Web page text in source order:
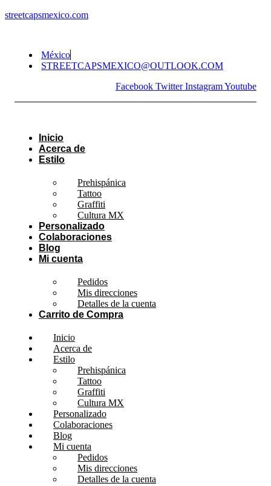
streetcapsmexico.com
México
STREETCAPSMEXICO@OUTLOOK.COM​
Facebook Twitter InstagramYoutube
Inicio
Acerca de
Estilo
Prehispánica
Tattoo
Graffiti
Cultura MX
Personalizado
Colaboraciones
Blog
Mi cuenta
Pedidos
Mis direcciones
Detalles de la cuenta
Carrito de Compra
Inicio
Acerca de
Estilo
Prehispánica
Tattoo
Graffiti
Cultura MX
Personalizado
Colaboraciones
Blog
Mi cuenta
Pedidos
Mis direcciones
Detalles de la cuenta